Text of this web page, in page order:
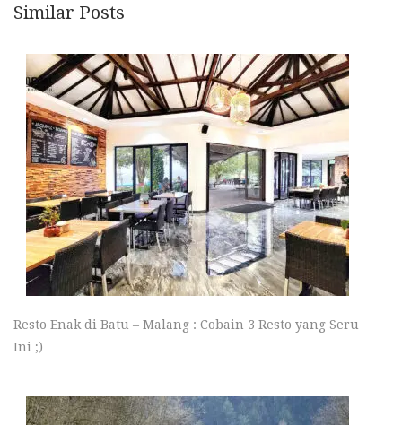
Similar Posts
Resto Enak di Batu – Malang : Cobain 3 Resto yang Seru
Ini ;)